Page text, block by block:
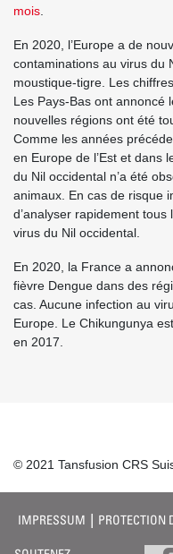
mois
En 2020, l’Europe a de
contaminations au virus du
moustique-tigre. Les
Les Pays-Bas ont annoncé
nouvelles régions ont été
Comme les années
en Europe de l’Est et dans
du Nil occidental n’a été
animaux. En cas de risque
d’analyser rapidement
virus du Nil occidental.
En 2020, la France a
fièvre Dengue dans des
cas. Aucune infection au
Europe. Le Chikungunya
en 2017.
© 2021 Tansfusion CRS
IMPRESSUM PROTECTION